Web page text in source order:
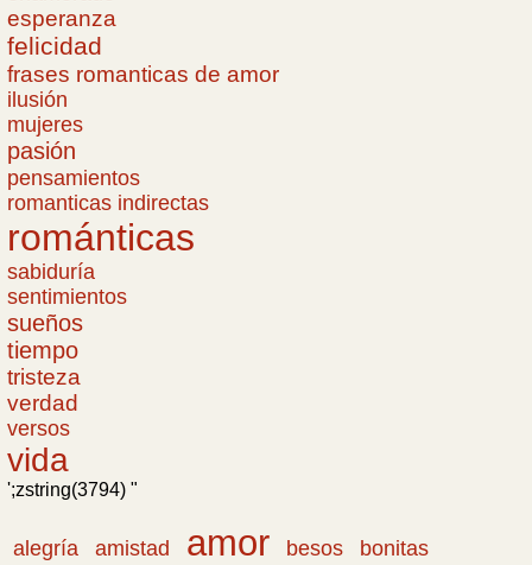
esperanza
felicidad
frases romanticas de amor
ilusión
mujeres
pasión
pensamientos
romanticas indirectas
románticas
sabiduría
sentimientos
sueños
tiempo
tristeza
verdad
versos
vida
';zstring(3794) "
alegría amistad amor besos
bonitas